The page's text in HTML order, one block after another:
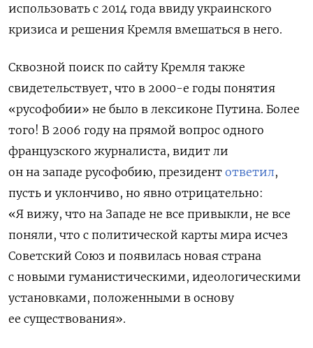
использовать с 2014 года ввиду украинского
кризиса и решения Кремля вмешаться в него.
Сквозной поиск по сайту Кремля также
свидетельствует, что в 2000-е годы понятия
«русофобии» не было в лексиконе Путина. Более
того! В 2006 году на прямой вопрос одного
французского журналиста, видит ли
он на западе русофобию, президент ответил,
пусть и уклончиво, но явно отрицательно:
«Я вижу, что на Западе не все привыкли, не все
поняли, что с политической карты мира исчез
Советский Союз и появилась новая страна
с новыми гуманистическими, идеологическими
установками, положенными в основу
ее существования».